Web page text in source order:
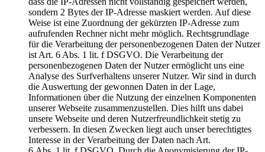
sondern 2 Bytes der IP-Adresse maskiert werden. Auf diese
Weise ist eine Zuordnung der gekürzten IP-Adresse zum
aufrufenden Rechner nicht mehr möglich. Rechtsgrundlage
für die Verarbeitung der personenbezogenen Daten der Nutzer
ist Art. 6 Abs. 1 lit. f DSGVO. Die Verarbeitung der
personenbezogenen Daten der Nutzer ermöglicht uns eine
Analyse des Surfverhaltens unserer Nutzer. Wir sind in durch
die Auswertung der gewonnen Daten in der Lage,
Informationen über die Nutzung der einzelnen Komponenten
unserer Webseite zusammenzustellen. Dies hilft uns dabei
unsere Webseite und deren Nutzerfreundlichkeit stetig zu
verbessern. In diesen Zwecken liegt auch unser berechtigtes
Interesse in der Verarbeitung der Daten nach Art.